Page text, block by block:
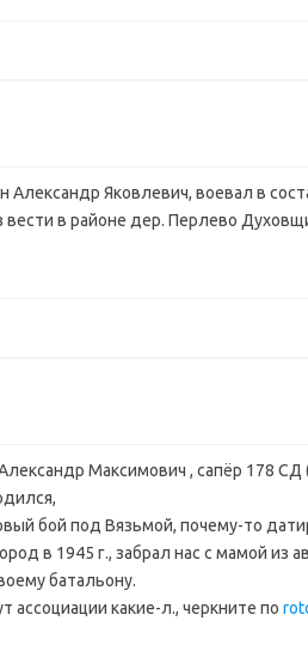
Александр Яковлевич, воевал в
вести в районе дер. Перлево
Максимович , сапёр 178 СД
бой под Вязьмой, почему-то
в 1945 г., забрал нас с мамой из
батальону.
ассоциации какие-л., черкните по